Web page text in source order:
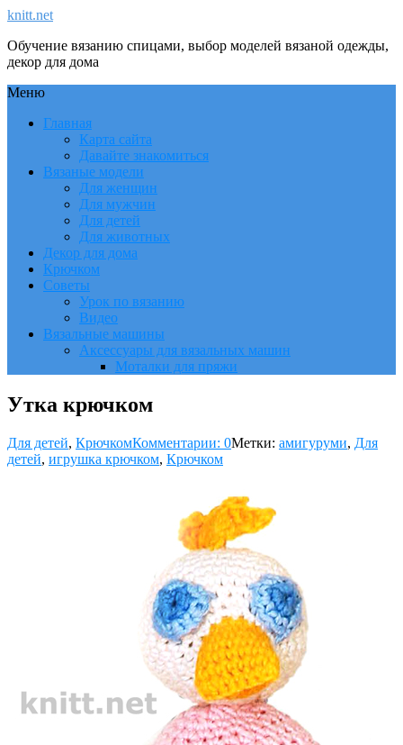
knitt.net
Обучение вязанию спицами, выбор моделей вязаной одежды,
декор для дома
Меню
Главная
Карта сайта
Давайте знакомиться
Вязаные модели
Для женщин
Для мужчин
Для детей
Для животных
Декор для дома
Крючком
Советы
Урок по вязанию
Видео
Вязальные машины
Аксессуары для вязальных машин
Моталки для пряжи
Утка крючком
Для детей, КрючкомКомментарии: 0Метки: амигуруми, Для
детей, игрушка крючком, Крючком